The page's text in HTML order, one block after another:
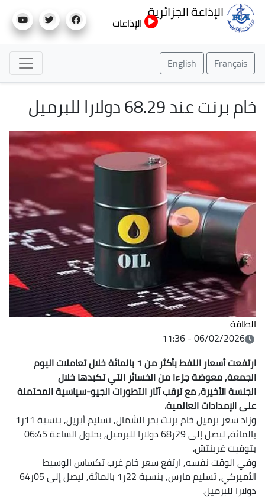
إلى
الإذاعة الجزائرية
الإذاعات
Français
English
خام برنت عند 68.29 دولارا للبرميل
الطاقة
06/02/2026 - 11:36
ارتفعت أسعار النفط بأكثر من 1 بالمائة خلال تعاملات اليوم
الجمعة, معوضة جزءا من الخسائر التي تكبدها خلال
الجلسة الأخيرة, مع ترقب آثار التطورات الجيو-سياسية المحتملة
على الإمدادات العالمية.
وزاد سعر برميل خام برنت بحر الشمال, تسليم أبريل, بنسبة 11ر1
بالمائة, ليصل إلى 29ر68 دولارا للبرميل, بحلول الساعة 06:45
بتوقيت غرينتش.
وفي الوقت نفسه, ارتفع سعر خام غرب تكساس الوسيط
الأميركي, تسليم مارس, بنسبة 22ر1 بالمائة, ليصل إلى 05ر64
دولارا للبرميل.